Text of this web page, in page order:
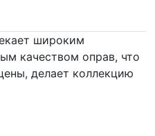
широким
качеством оправ, что
делает коллекцию